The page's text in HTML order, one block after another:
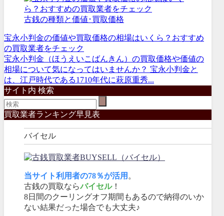
古銭の種類と価値･買取価格
宝永小判金の価値や買取価格の相場はいくら？おすすめ
の買取業者をチェック
宝永小判金（ほうえいこばんきん）の買取価格や価値の
相場について気になってはいませんか？ 宝永小判金と
は、江戸時代である1710年代に萩原重秀...
サイト内 検索
買取業者ランキング早見表
バイセル
当サイト利用者の78％が活用 。
古銭の買取ならバイセル！
8日間のクーリングオフ期間もあるので納得のいか
ない結果だった場合でも大丈夫♪